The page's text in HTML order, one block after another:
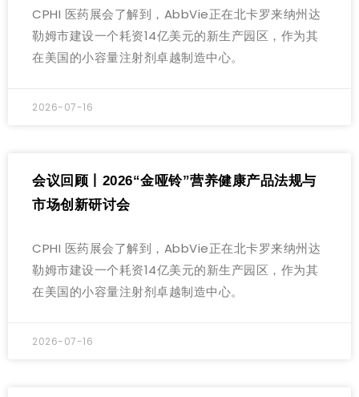
CPHI 医药展会了解到，AbbVie正在北卡罗来纳州达
勒姆市建设一个耗资14亿美元的新生产园区，作为其
在美国的小容量注射剂卓越制造中心。
2026-07-16
会议回顾丨2026“金哑铃”营养健康产品法规与
市场创新研讨会
CPHI 医药展会了解到，AbbVie正在北卡罗来纳州达
勒姆市建设一个耗资14亿美元的新生产园区，作为其
在美国的小容量注射剂卓越制造中心。
2026-07-16